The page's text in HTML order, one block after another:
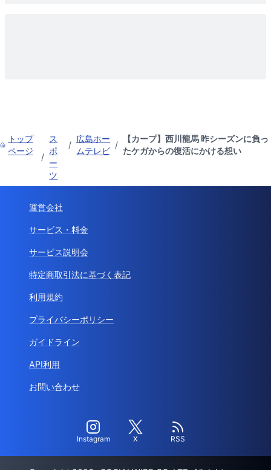
トップ
ページ
/
ス
ポ
ー
ツ
/
広島ホー
ムテレビ
/
【カープ】西川龍馬 昨シーズンに負っ
たケガからの復活にかける想い
運営会社
サービス・料金
サービス説明会
特定商取引法に基づく表記
利用規約
プライバシーポリシー
ガイドライン
API利用
お問い合わせ
Instagram X RSS